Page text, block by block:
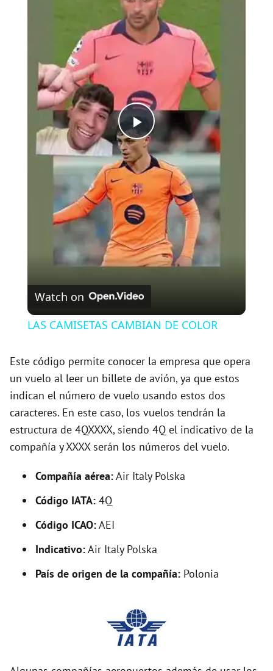
P
l
a
y
V
i
d
e
o
Watch on
LAS CAMISETAS CAMBIAN DE COLOR
Este código permite conocer la empresa que opera
un vuelo al leer un billete de avión, ya que estos
indican el número de vuelo usando estos dos
caracteres. En este caso, los vuelos tendrán la
estructura de 4QXXXX, siendo 4Q el indicativo de la
compañía y XXXX serán los números del vuelo.
Compañía aérea:Air Italy Polska
Código IATA: 4Q
Código ICAO:AEI
Indicativo:Air Italy Polska
País de origen de la compañía: Polonia